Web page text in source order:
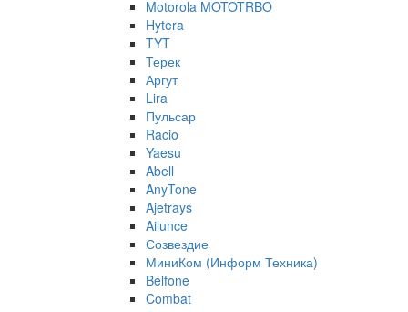
Motorola MOTOTRBO
Hytera
TYT
Терек
Аргут
Lira
Пульсар
Racio
Yaesu
Abell
AnyTone
Ajetrays
Ailunce
Созвездие
МиниКом (Информ Техника)
Belfone
Combat